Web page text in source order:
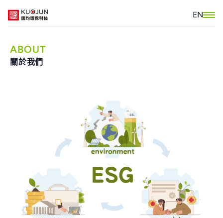
EN
產品介紹
認證報告
低碳建築標示
案例實績
ABOUT
關於我們